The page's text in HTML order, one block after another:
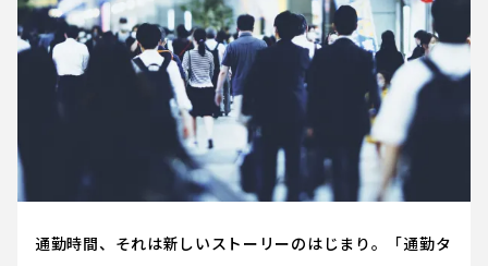
通勤時間、それは新しいストーリーのはじまり。「通勤タ